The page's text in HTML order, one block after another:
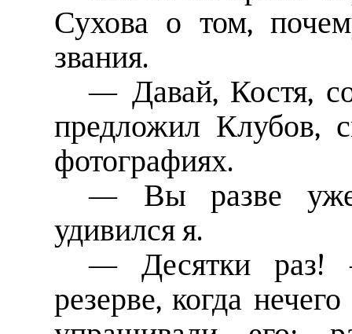
Сухова о том,
звания.
— Давай, Костя,
предложил Клубов,
фотографиях.
— Вы разве
удивился я.
— Десятки
резерве, когда